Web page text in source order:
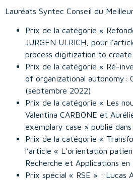
Lauréats Syntec Conseil du
Prix de la catégorie «
JURGEN ULRICH, pour
process digitization to create
Prix de la catégorie « Ré-
of organizational autonomy:
(septembre 2022)
Prix de la catégorie « Les
Valentina CARBONE et
exemplary case » publié
Prix de la catégorie «
l’article « L’orientation
Recherche et Applications
Prix spécial « RSE » : Lucas